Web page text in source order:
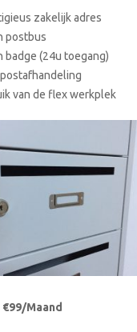
zakelijk adres
postbus
badge (24u toegang)
van de flex werkplek
€99/Maand